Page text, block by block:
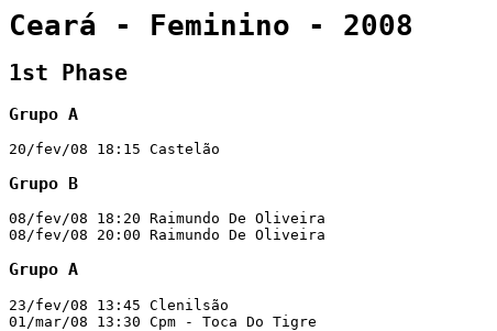
Ceará - Feminino - 2008
1st Phase
Grupo A
20/fev/08 18:15 Castelão
Grupo B
08/fev/08 18:20 Raimundo De
08/fev/08 20:00 Raimundo De
Grupo A
23/fev/08 13:45 Clenilsão
01/mar/08 13:30 Cpm - Toca Do Tigre